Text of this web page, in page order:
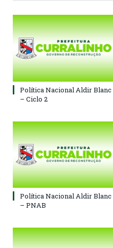
Política Nacional Aldir Blanc
– Ciclo 2
Política Nacional Aldir Blanc
– PNAB